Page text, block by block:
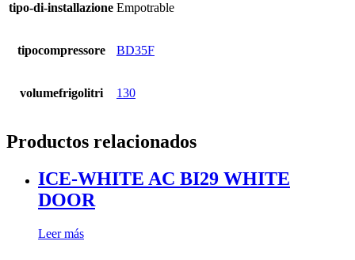
tipo-di-installazione Empotrable
tipocompressore BD35F
volumefrigolitri 130
Productos relacionados
ICE-WHITE AC BI29 WHITE
DOOR
Leer más